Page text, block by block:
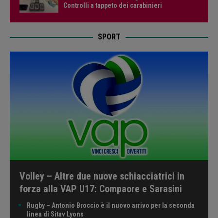
Controlli a tappeto dei carabinieri
SPORT
Volley – Altre due nuove schiacciatrici in
forza alla VAP U17: Compaore e Sarasini
Rugby – Antonio Broccio è il nuovo arrivo per la seconda
linea di Sitav Lyons